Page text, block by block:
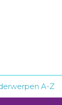
A-Z